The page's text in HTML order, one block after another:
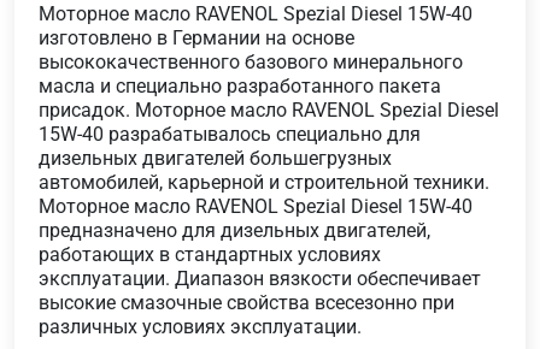
Моторное масло RAVENOL Spezial Diesel 15W-40
изготовлено в Германии на основе
высококачественного базового минерального
масла и специально разработанного пакета
присадок. Моторное масло RAVENOL Spezial Diesel
15W-40 разрабатывалось специально для
дизельных двигателей большегрузных
автомобилей, карьерной и строительной техники.
Моторное масло RAVENOL Spezial Diesel 15W-40
предназначено для дизельных двигателей,
работающих в стандартных условиях
эксплуатации. Диапазон вязкости обеспечивает
высокие смазочные свойства всесезонно при
различных условиях эксплуатации.